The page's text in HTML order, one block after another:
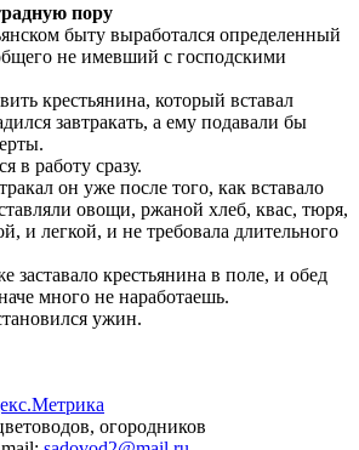
пору
быту выработался определенный
не имевший с господскими
крестьянина, который вставал
завтракать, а ему подавали бы
в работу сразу.
он уже после того, как вставало
овощи, ржаной хлеб, квас, тюря,
и легкой, и не требовала длительного
заставало крестьянина в поле, и обед
много не наработаешь.
ужин.
огородников